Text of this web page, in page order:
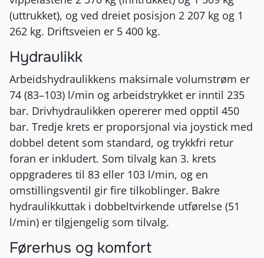
(uttrukket), og ved dreiet posisjon 2 207 kg og 1
262 kg. Driftsveien er 5 400 kg.
Hydraulikk
Arbeidshydraulikkens maksimale volumstrøm er
74 (83–103) l/min og arbeidstrykket er inntil 235
bar. Drivhydraulikken opererer med opptil 450
bar. Tredje krets er proporsjonal via joystick med
dobbel detent som standard, og trykkfri retur
foran er inkludert. Som tilvalg kan 3. krets
oppgraderes til 83 eller 103 l/min, og en
omstillingsventil gir fire tilkoblinger. Bakre
hydraulikkuttak i dobbeltvirkende utførelse (51
l/min) er tilgjengelig som tilvalg.
Førerhus og komfort